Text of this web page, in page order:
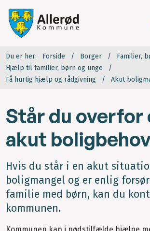
Du er her: Forside Borger
Familier,
Hjælp til familier, børn og unge
Få hurtig hjælp og rådgivning
Akut
Står du overfor
akut
Hvis du står i en akut
boligmangel og er enlig
familie med børn, kan du
kommunen.
Kommunen kan i nødstilfælde hjælpe